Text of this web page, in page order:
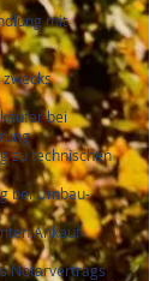
mit
bei
zu technischen
bei Umbau-
Ankauf-
Notarvertrags